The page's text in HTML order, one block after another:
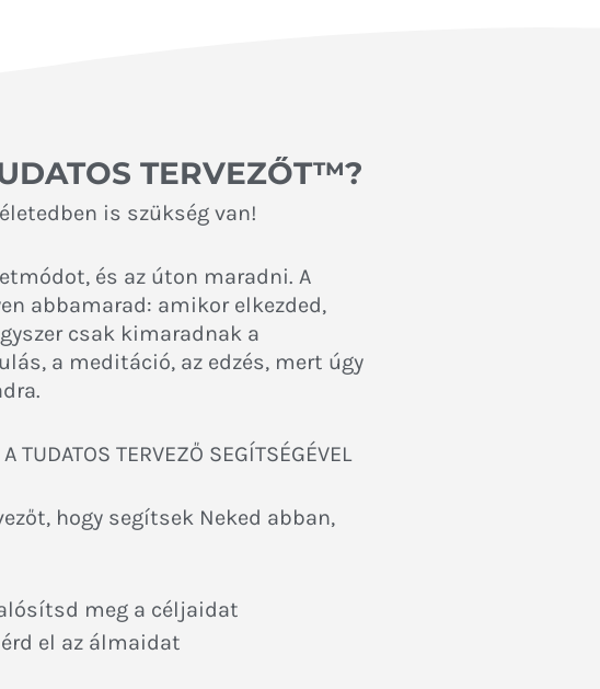
TERVEZŐT™?
is szükség van!
és az úton maradni. A
abbamarad: amikor elkezded,
csak kimaradnak a
a meditáció, az edzés, mert úgy
TUDATOS TERVEZŐ SEGÍTSÉGÉVEL
hogy segítsek Neked abban,
valósítsd meg a céljaidat
érd el az álmaidat